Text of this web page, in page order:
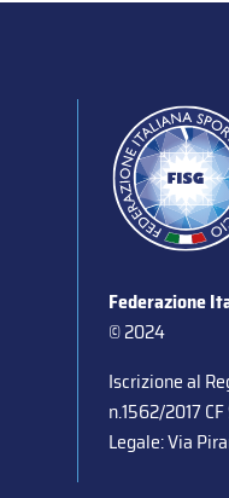
Federazione
© 2024
Iscrizione al
n.1562/2017
Legale: Via